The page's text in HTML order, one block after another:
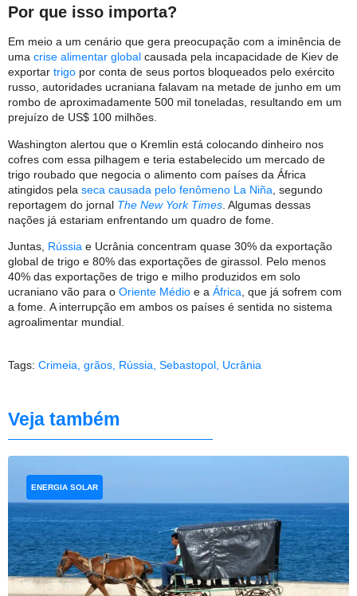
Por que isso importa?
Em meio a um cenário que gera preocupação com a iminência de
uma crise alimentar global causada pela incapacidade de Kiev de
exportar trigo por conta de seus portos bloqueados pelo exército
russo, autoridades ucraniana falavam na metade de junho em um
rombo de aproximadamente 500 mil toneladas, resultando em um
prejuízo de US$ 100 milhões.
Washington alertou que o Kremlin está colocando dinheiro nos
cofres com essa pilhagem e teria estabelecido um mercado de
trigo roubado que negocia o alimento com países da África
atingidos pela seca causada pelo fenômeno La Niña , segundo
reportagem do jornal The New York Times . Algumas dessas
nações já estariam enfrentando um quadro de fome.
Juntas, Rússia e Ucrânia concentram quase 30% da exportação
global de trigo e 80% das exportações de girassol. Pelo menos
40% das exportações de trigo e milho produzidos em solo
ucraniano vão para o Oriente Médio e a África, que já sofrem com
a fome. A interrupção em ambos os países é sentida no sistema
agroalimentar mundial.
Tags: Crimeia grãos Rússia Sebastopol Ucrânia
Veja também
ENERGIA SOLAR